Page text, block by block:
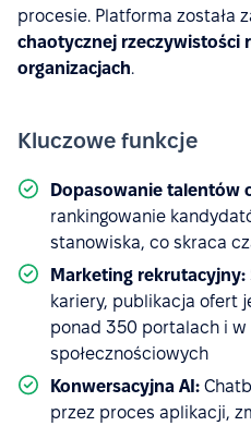
procesie. Platforma została
chaotycznej rzeczywistości
organizacjach.
Kluczowe funkcje
Dopasowanie talentów
rankingowanie
stanowiska, co skraca
Marketing rekrutacyjny:
kariery, publikacja ofert
ponad 350 portalach i w
społecznościowych
Konwersacyjna AI:
przez proces aplikacji,